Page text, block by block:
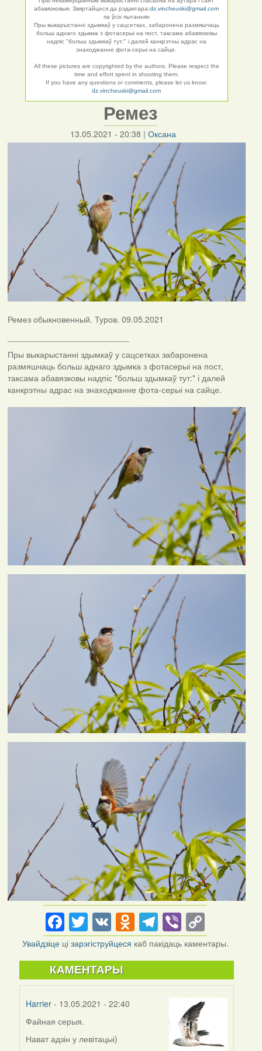
абавязковыя. Звяртайцеся да рэдактара:dz.vincheuski@gmail.com
па ўсіх пытаннях
Пры выкарыстанні здымкаў у сацсетках, забаронена размяшчаць
больш аднаго здымка з фотасерыі на пост, таксама абавязковы
надпіс "больш здымкаў тут:" і далей канкрэтны адрас на
знаходжанне фота-серыі на сайце.
All these pictures are copyrighted by the authors. Please respect the
time and effort spent in shooting them.
If you have any questions or comments, please let us know:
dz.vincheuski@gmail.com
Ремез
13.05.2021 - 20:38 | Оксана
Ремез обыкновенный. Туров. 09.05.2021
Пры выкарыстанні здымкаў у сацсетках забаронена
размяшчаць больш аднаго здымка з фотасерыі на пост,
таксама абавязковы надпіс "больш здымкаў тут:" і далей
канкрэтны адрас на знаходжанне фота-серыі на сайце.
Facebook
Twitter
VKOdnoklassniki
Telegram
Viber
Link
Увайдзіце цізарэгіструйцеся каб пакідаць каментары.
КАМЕНТАРЫ
Harrier - 13.05.2021 - 22:40
Файная серыя.
Нават адзін у левітацыі)